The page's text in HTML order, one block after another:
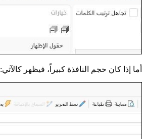
أما إذا كان حجم النافذة كبيراً، فيظهر كالآتي: